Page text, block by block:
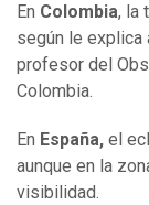
En Colombia, la
según le explica
profesor del
Colombia.
En España, el
aunque en la
visibilidad.